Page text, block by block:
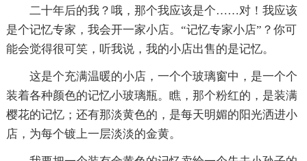
二十年后的我？哦，那个我应该是个……对！我应该
是个记忆专家，我会开一家小店。“记忆专家小店”？你可
能会觉得很可笑，听我说，我的小店出售的是记忆。
这是个充满温暖的小店，一个个玻璃窗中，是一个个
装着各种颜色的记忆小玻璃瓶。瞧，那个粉红的，是装满
樱花的记忆；还有那淡黄色的，是每天明媚的阳光洒进小
店，为每个镀上一层淡淡的金黄。